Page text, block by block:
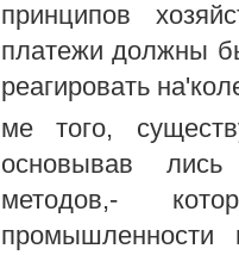
принципов
платежи должны
реагировать
ме того,
основывав лись
методов,-